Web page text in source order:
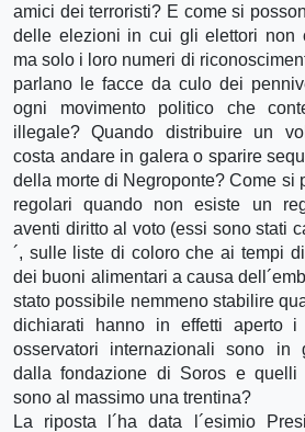
amici dei terroristi? E come si
delle elezioni in cui gli elettori non
ma solo i loro numeri di
parlano le facce da culo dei
ogni movimento politico che
illegale? Quando distribuire un
costa andare in galera o sparire
della morte di Negroponte? Come si
regolari quando non esiste un
aventi diritto al voto (essi sono stati
´, sulle liste di coloro che ai tempi
dei buoni alimentari a causa
stato possibile nemmeno stabilire
dichiarati hanno in effetti aperto i
osservatori internazionali sono in
dalla fondazione di Soros e quelli
sono al massimo una trentina?
La riposta l´ha data l´esimio